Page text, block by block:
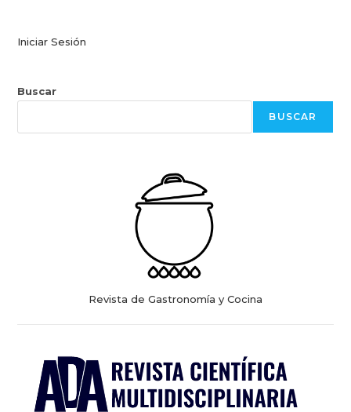
Iniciar Sesión
Buscar
BUSCAR
Revista de Gastronomía y Cocina